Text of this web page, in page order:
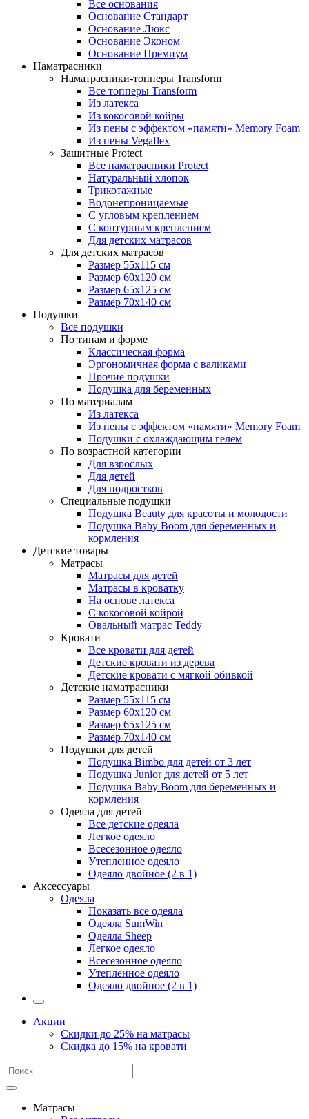
Все основания
Основание Стандарт
Основание Люкс
Основание Эконом
Основание Премиум
Наматрасники
Наматрасники-топперы Transform
Все топперы Transform
Из латекса
Из кокосовой койры
Из пены с эффектом «памяти» Memory Foam
Из пены Vegaflex
Защитные Protect
Все наматрасники Protect
Натуральный хлопок
Трикотажные
Водонепроницаемые
С угловым креплением
С контурным креплением
Для детских матрасов
Для детских матрасов
Размер 55x115 см
Размер 60x120 см
Размер 65x125 см
Размер 70x140 см
Подушки
Все подушки
По типам и форме
Классическая форма
Эргономичная форма с валиками
Прочие подушки
Подушка для беременных
По материалам
Из латекса
Из пены с эффектом «памяти» Memory Foam
Подушки с охлаждающим гелем
По возрастной категории
Для взрослых
Для детей
Для подростков
Специальные подушки
Подушка Beauty для красоты и молодости
Подушка Baby Boom для беременных и
кормления
Детские товары
Матрасы
Матрасы для детей
Матрасы в кроватку
На основе латекса
С кокосовой койрой
Овальный матрас Teddy
Кровати
Все кровати для детей
Детские кровати из дерева
Детские кровати с мягкой обивкой
Детские наматрасники
Размер 55x115 см
Размер 60x120 см
Размер 65x125 см
Размер 70x140 см
Подушки для детей
Подушка Bimbo для детей от 3 лет
Подушка Junior для детей от 5 лет
Подушка Baby Boom для беременных и
кормления
Одеяла для детей
Все детские одеяла
Легкое одеяло
Всесезонное одеяло
Утепленное одеяло
Одеяло двойное (2 в 1)
Аксессуары
Одеяла
Показать все одеяла
Одеяла SumWin
Одеяла Sheep
Легкое одеяло
Всесезонное одеяло
Утепленное одеяло
Одеяло двойное (2 в 1)
Акции
Скидки до 25% на матрасы
Скидка до 15% на кровати
Матрасы